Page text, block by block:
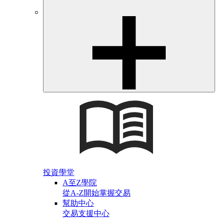
投資學堂
A至Z學院
從A-Z開始掌握交易
幫助中心
交易支援中心